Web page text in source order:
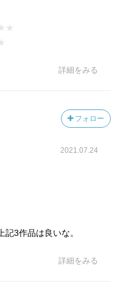
詳細をみる
フォロー
2021.07.24
3作品は良いな。
詳細をみる